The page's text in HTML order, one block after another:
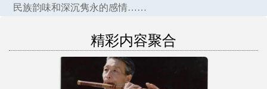
民族韵味和深沉隽永的感情……
精彩内容聚合